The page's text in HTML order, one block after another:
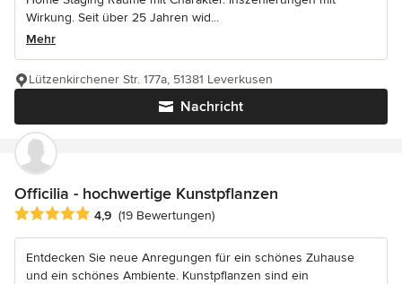
Wirkung. Seit über 25 Jahren wid...
Mehr
Nachricht
Lützenkirchener Str. 177a, 51381 Leverkusen
Officilia - hochwertige Kunstpflanzen
Durchschnittliche Bewertung: 4.9 von 5 Sternen
4,9 (19 Bewertungen)
Entdecken Sie neue Anregungen für ein schönes Zuhause
und ein schönes Ambiente. Kunstpflanzen sind ein